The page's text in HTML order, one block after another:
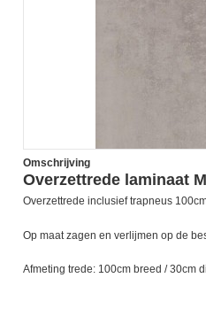
Omschrijving
Overzettrede laminaat
Overzettrede inclusief trapneus
Op maat zagen en verlijmen op de
Afmeting trede: 100cm breed / 30cm